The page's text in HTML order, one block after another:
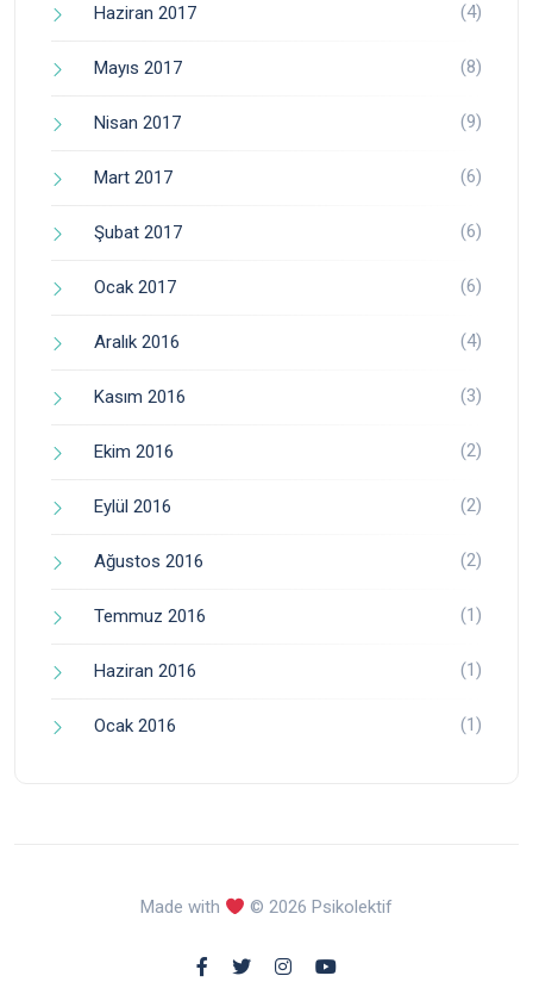
Haziran 2017 (4)
Mayıs 2017 (8)
Nisan 2017 (9)
Mart 2017 (6)
Şubat 2017 (6)
Ocak 2017 (6)
Aralık 2016 (4)
Kasım 2016 (3)
Ekim 2016 (2)
Eylül 2016 (2)
Ağustos 2016 (2)
Temmuz 2016 (1)
Haziran 2016 (1)
Ocak 2016 (1)
Made with © 2026 Psikolektif